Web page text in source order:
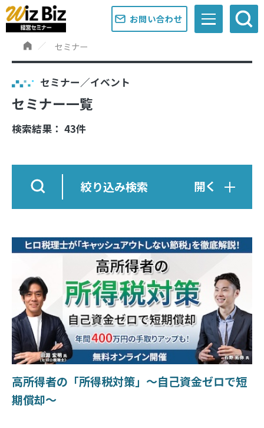
お問い合わせ
セミナー
セミナー／イベント
セミナー一覧
検索結果： 43件
絞り込み検索
高所得者の「所得税対策」〜自己資金ゼロで短
期償却〜